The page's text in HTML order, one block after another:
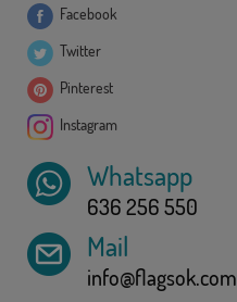
Facebook
Twitter
Pinterest
Instagram
Whatsapp
636 256 550
Mail
info@flagsok.com